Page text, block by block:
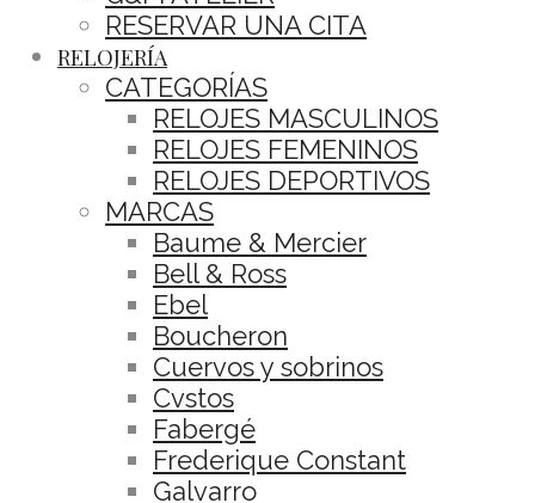
RESERVAR UNA CITA
RELOJERÍA
CATEGORÍAS
RELOJES MASCULINOS
RELOJES FEMENINOS
RELOJES DEPORTIVOS
MARCAS
Baume & Mercier
Bell & Ross
Ebel
Boucheron
Cuervos y sobrinos
Cvstos
Fabergé
Frederique Constant
Galvarro